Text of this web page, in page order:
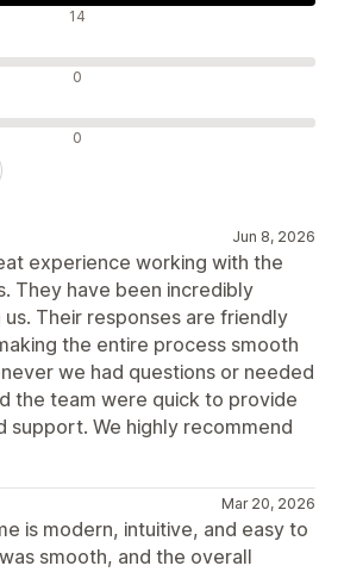
14
0
0
Jun 8, 2026
experience working with the
They have been incredibly
us. Their responses are friendly
the entire process smooth
we had questions or needed
the team were quick to provide
support. We highly recommend
Mar 20, 2026
is modern, intuitive, and easy to
smooth, and the overall